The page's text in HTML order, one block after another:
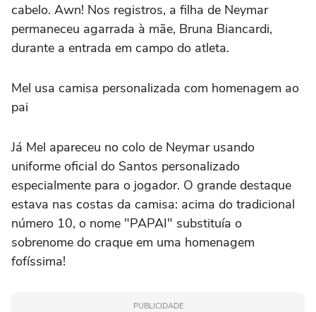
cabelo. Awn! Nos registros, a filha de Neymar
permaneceu agarrada à mãe, Bruna Biancardi,
durante a entrada em campo do atleta.
Mel usa camisa personalizada com homenagem ao
pai
Já Mel apareceu no colo de Neymar usando
uniforme oficial do Santos personalizado
especialmente para o jogador. O grande destaque
estava nas costas da camisa: acima do tradicional
número 10, o nome "PAPAI" substituía o
sobrenome do craque em uma homenagem
fofíssima!
PUBLICIDADE